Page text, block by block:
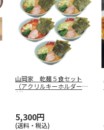
山岡家 乾麺５食セット
（アクリルキーホルダー
付）
5,300円
(送料・税込)